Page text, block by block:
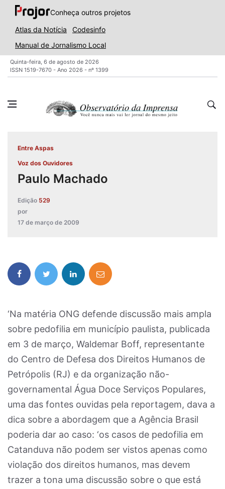
Conheça outros projetos
Atlas da Notícia
Codesinfo
Manual de Jornalismo Local
Quinta-feira, 6 de agosto de 2026
ISSN 1519-7670 - Ano 2026 - nº 1399
Entre Aspas
Voz dos Ouvidores
Paulo Machado
Edição 529
por
17 de março de 2009
‘Na matéria ONG defende discussão mais ampla
sobre pedofilia em município paulista, publicada
em 3 de março, Waldemar Boff, representante
do Centro de Defesa dos Direitos Humanos de
Petrópolis (RJ) e da organização não-
governamental Água Doce Serviços Populares,
uma das fontes ouvidas pela reportagem, dava a
dica sobre a abordagem que a Agência Brasil
poderia dar ao caso: ‘os casos de pedofilia em
Catanduva não podem ser vistos apenas como
violação dos direitos humanos, mas devem
trazer a tona uma discussão sobre o que está